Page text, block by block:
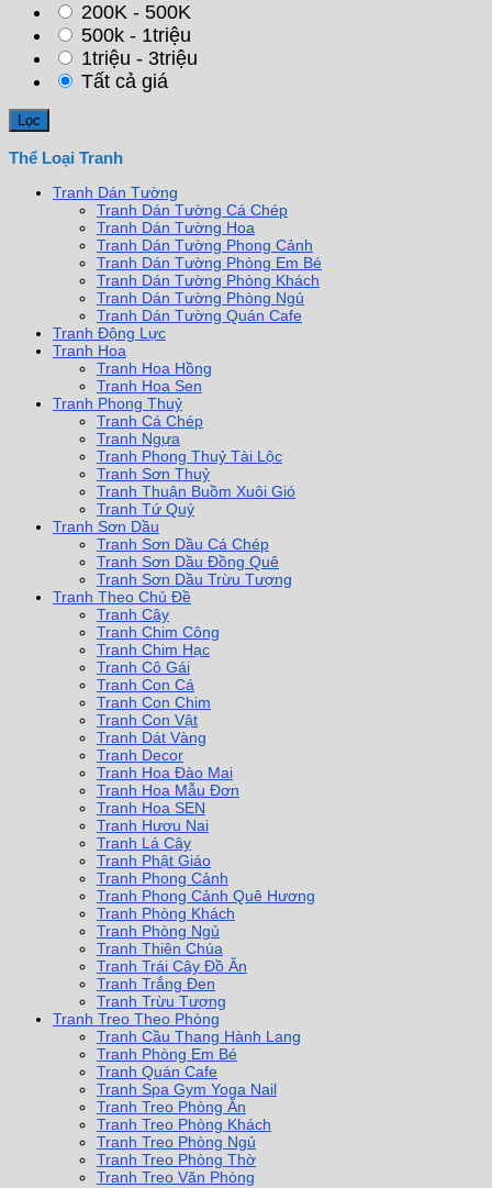
200K - 500K
500k - 1triệu
1triệu - 3triệu
Tất cả giá
Thể Loại Tranh
Tranh Dán Tường
Tranh Dán Tường Cá Chép
Tranh Dán Tường Hoa
Tranh Dán Tường Phong Cảnh
Tranh Dán Tường Phòng Em Bé
Tranh Dán Tường Phòng Khách
Tranh Dán Tường Phòng Ngủ
Tranh Dán Tường Quán Cafe
Tranh Động Lực
Tranh Hoa
Tranh Hoa Hồng
Tranh Hoa Sen
Tranh Phong Thuỷ
Tranh Cá Chép
Tranh Ngựa
Tranh Phong Thuỷ Tài Lộc
Tranh Sơn Thuỷ
Tranh Thuận Buồm Xuôi Gió
Tranh Tứ Quý
Tranh Sơn Dầu
Tranh Sơn Dầu Cá Chép
Tranh Sơn Dầu Đồng Quê
Tranh Sơn Dầu Trừu Tượng
Tranh Theo Chủ Đề
Tranh Cây
Tranh Chim Công
Tranh Chim Hạc
Tranh Cô Gái
Tranh Con Cá
Tranh Con Chim
Tranh Con Vật
Tranh Dát Vàng
Tranh Decor
Tranh Hoa Đào Mai
Tranh Hoa Mẫu Đơn
Tranh Hoa SEN
Tranh Hươu Nai
Tranh Lá Cây
Tranh Phật Giáo
Tranh Phong Cảnh
Tranh Phong Cảnh Quê Hương
Tranh Phòng Khách
Tranh Phòng Ngủ
Tranh Thiên Chúa
Tranh Trái Cây Đồ Ăn
Tranh Trắng Đen
Tranh Trừu Tượng
Tranh Treo Theo Phòng
Tranh Cầu Thang Hành Lang
Tranh Phòng Em Bé
Tranh Quán Cafe
Tranh Spa Gym Yoga Nail
Tranh Treo Phòng Ăn
Tranh Treo Phòng Khách
Tranh Treo Phòng Ngủ
Tranh Treo Phòng Thờ
Tranh Treo Văn Phòng